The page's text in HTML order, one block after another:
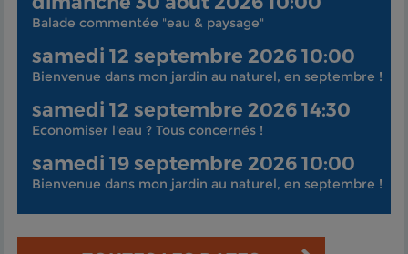
Balade commentée "eau & paysage"
samedi 12 septembre 2026 10:00
Bienvenue dans mon jardin au naturel, en septembre !
samedi 12 septembre 2026 14:30
Economiser l'eau ? Tous concernés !
samedi 19 septembre 2026 10:00
Bienvenue dans mon jardin au naturel, en septembre !